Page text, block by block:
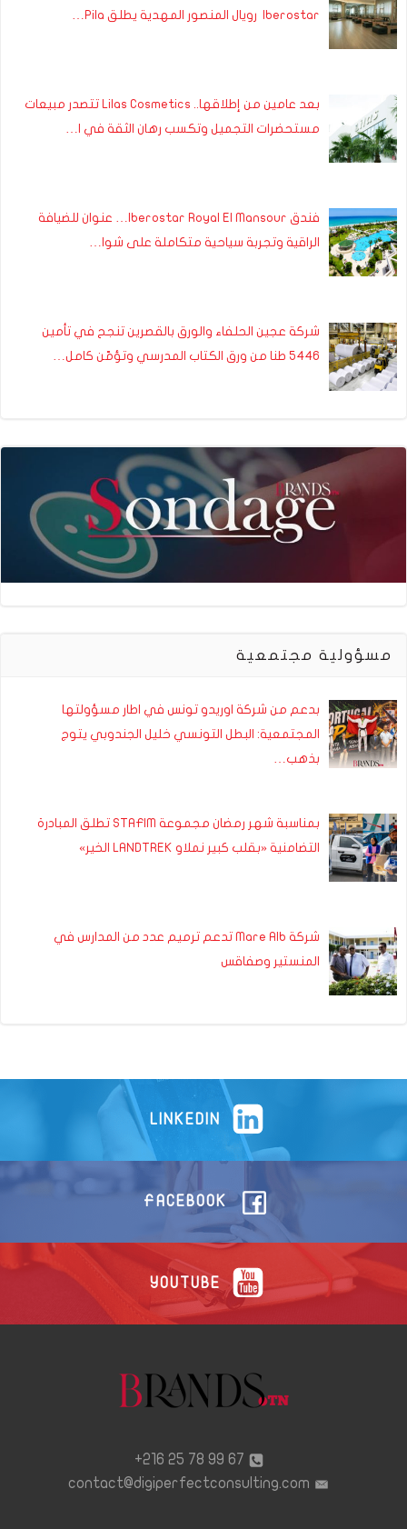
Iberostar رويال المنصور المهدية يطلق Pila…
بعد عامين من إطلاقها.. Lilas Cosmetics تتصدر مبيعات
مستحضرات التجميل وتكسب رهان الثقة في ا…
فندق Iberostar Royal El Mansour… عنوان للضيافة
الراقية وتجربة سياحية متكاملة على شوا…
شركة عجين الحلفاء والورق بالقصرين تنجح في تأمين
5446 طنا من ورق الكتاب المدرسي وتؤمّن كامل…
مسؤولية مجتمعية
بدعم من شركة اوريدو تونس في اطار مسؤولتها
المجتمعية: البطل التونسي خليل الجندوبي يتوج
بذهب…
بمناسبة شهر رمضان مجموعة STAFIM تطلق المبادرة
التضامنية «بقلب كبير نملاو LANDTREK الخير»
شركة Mare Alb تدعم ترميم عدد من المدارس في
المنستير وصفاقس
LINKEDIN
FACEBOOK
YOUTUBE
67 99 78 25 216+
contact@digiperfectconsulting.com